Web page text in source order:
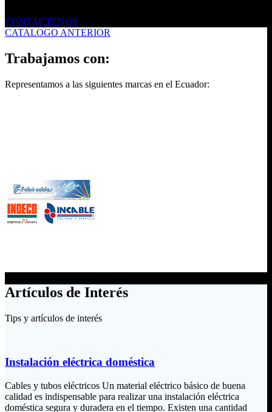
CONTACTENOS
CATALOGO ANTERIOR
Trabajamos con:
Representamos a las siguientes marcas en el Ecuador:
Artículos de Interés
Tips y artículos de interés
Instalación eléctrica doméstica
Cables y tubos eléctricos Un material eléctrico básico de buena
calidad es indispensable para realizar una instalación eléctrica
doméstica segura y duradera en el tiempo. Existen una cantidad